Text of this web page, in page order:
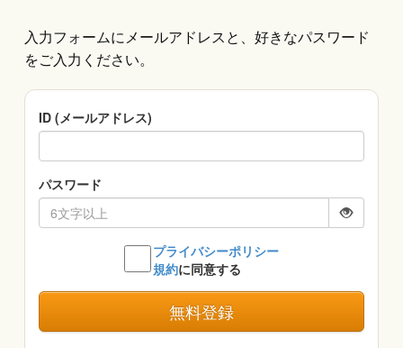
入力フォームにメールアドレスと、好きなパスワード
をご入力ください。